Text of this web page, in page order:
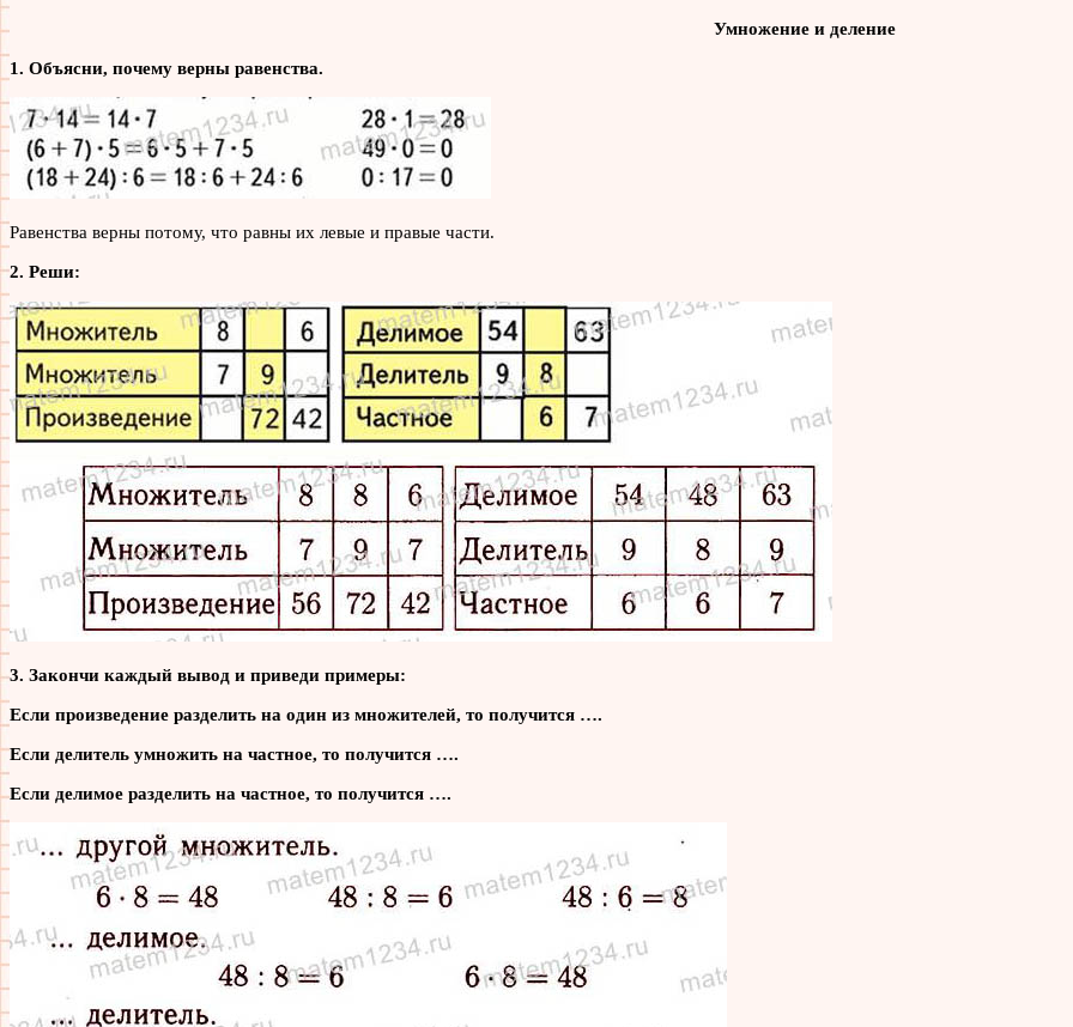
Умножение и деление
1. Объясни, почему верны равенства.
Равенства верны потому, что равны их левые и правые части.
2. Реши:
3. Закончи каждый вывод и приведи примеры:
Если произведение разделить на один из множителей, то получится ….
Если делитель умножить на частное, то получится ….
Если делимое разделить на частное, то получится ….